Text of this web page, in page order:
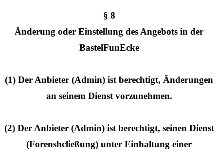
§ 8
Änderung oder Einstellung des Angebots in der
BastelFunEcke
(1) Der Anbieter (Admin) ist berechtigt, Änderungen
an seinem Dienst vorzunehmen.
(2) Der Anbieter (Admin) ist berechtigt, seinen Dienst
(Forenshcließung) unter Einhaltung einer